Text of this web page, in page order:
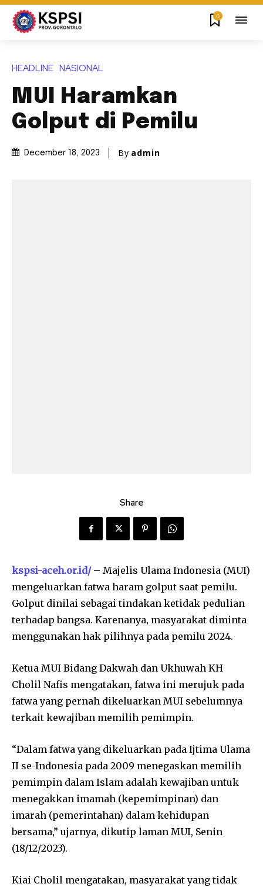
0
HEADLINE NASIONAL
MUI Haramkan
Golput di Pemilu
December 18, 2023 By admin
Share
kspsi-aceh.or.id/– Majelis Ulama Indonesia (MUI)
mengeluarkan fatwa haram golput saat pemilu.
Golput dinilai sebagai tindakan ketidak pedulian
terhadap bangsa. Karenanya, masyarakat diminta
menggunakan hak pilihnya pada pemilu 2024.
Ketua MUI Bidang Dakwah dan Ukhuwah KH
Cholil Nafis mengatakan, fatwa ini merujuk pada
fatwa yang pernah dikeluarkan MUI sebelumnya
terkait kewajiban memilih pemimpin.
“Dalam fatwa yang dikeluarkan pada Ijtima Ulama
II se-Indonesia pada 2009 menegaskan memilih
pemimpin dalam Islam adalah kewajiban untuk
menegakkan imamah (kepemimpinan) dan
imarah (pemerintahan) dalam kehidupan
bersama,” ujarnya, dikutip laman MUI, Senin
(18/12/2023).
Kiai Cholil mengatakan, masyarakat yang tidak